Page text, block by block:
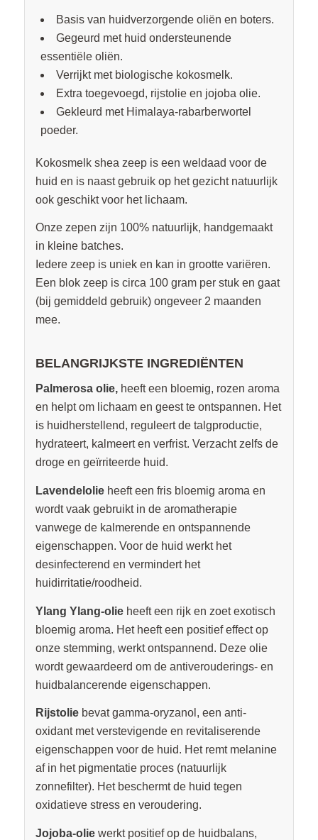
Basis van huidverzorgende oliën en boters.
Gegeurd met huid ondersteunende
essentiële oliën.
Verrijkt met biologische kokosmelk.
Extra toegevoegd, rijstolie en jojoba olie.
Gekleurd met Himalaya-rabarberwortel
poeder.
Kokosmelk shea zeep is een weldaad voor de
huid en is naast gebruik op het gezicht natuurlijk
ook geschikt voor het lichaam.
Onze zepen zijn 100% natuurlijk, handgemaakt
in kleine batches.
Iedere zeep is uniek en kan in grootte variëren.
Een blok zeep is circa 100 gram per stuk en gaat
(bij gemiddeld gebruik) ongeveer 2 maanden
mee.
BELANGRIJKSTE INGREDIËNTEN
Palmerosa olie, heeft een bloemig, rozen aroma
en helpt om lichaam en geest te ontspannen. Het
is huidherstellend, reguleert de talgproductie,
hydrateert, kalmeert en verfrist. Verzacht zelfs de
droge en geïrriteerde huid.
Lavendelolieheeft een fris bloemig aroma en
wordt vaak gebruikt in de aromatherapie
vanwege de kalmerende en ontspannende
eigenschappen. Voor de huid werkt het
desinfecterend en vermindert het
huidirritatie/roodheid.
Ylang Ylang-olieheeft een rijk en zoet exotisch
bloemig aroma. Het heeft een positief effect op
onze stemming, werkt ontspannend. Deze olie
wordt gewaardeerd om de antiverouderings- en
huidbalancerende eigenschappen.
Rijstolie bevat gamma-oryzanol, een anti-
oxidant met verstevigende en revitaliserende
eigenschappen voor de huid. Het remt melanine
af in het pigmentatie proces (natuurlijk
zonnefilter). Het beschermt de huid tegen
oxidatieve stress en veroudering.
Jojoba-oliewerkt positief op de huidbalans,